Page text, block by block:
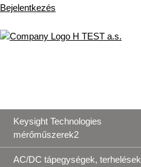
Bejelentkezés
Keysight Technologies
mérőműszerek2
AC/DC tápegységek, terhelések